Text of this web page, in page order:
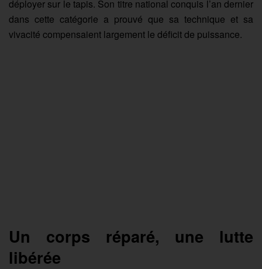
déployer sur le tapis. Son titre national conquis l’an dernier
dans cette catégorie a prouvé que sa technique et sa
vivacité compensaient largement le déficit de puissance.
Un corps réparé, une lutte
libérée